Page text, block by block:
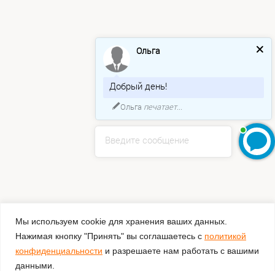
Мы используем cookie для хранения ваших данных.
Нажимая кнопку "Принять" вы соглашаетесь с политикой
конфиденциальности и разрешаете нам работать с вашими
данными.
Введите сообщение
Ольга
Добрый день!
Ольга печатает...